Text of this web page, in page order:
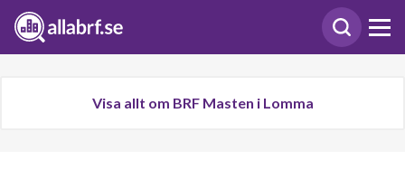
Visa allt om BRF Masten i Lomma